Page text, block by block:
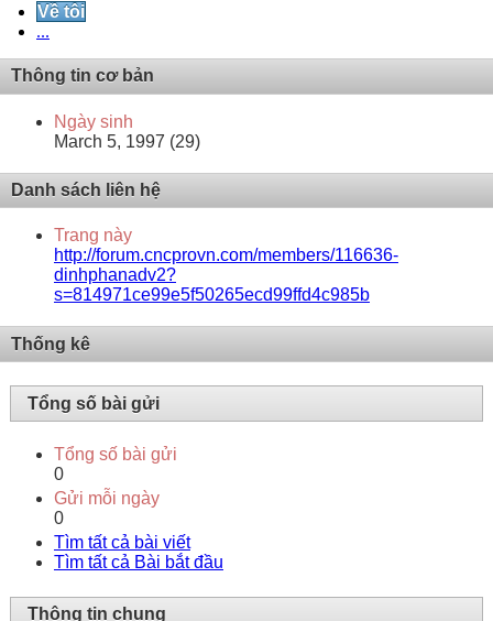
Về tôi
...
Thông tin cơ bản
Ngày sinh
March 5, 1997 (29)
Danh sách liên hệ
Trang này
http://forum.cncprovn.com/members/116636-
dinhphanadv2?
s=814971ce99e5f50265ecd99ffd4c985b
Thống kê
Tổng số bài gửi
Tổng số bài gửi
0
Gửi mỗi ngày
0
Tìm tất cả bài viết
Tìm tất cả Bài bắt đầu
Thông tin chung